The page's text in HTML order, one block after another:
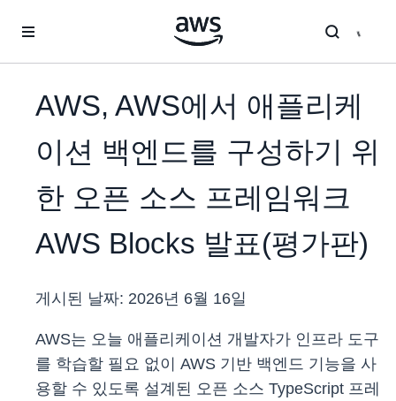
AWS, AWS에서 애플리케
이션 백엔드를 구성하기 위
한 오픈 소스 프레임워크
AWS Blocks 발표(평가판)
게시된 날짜: 2026년 6월 16일
AWS는 오늘 애플리케이션 개발자가 인프라 도구
를 학습할 필요 없이 AWS 기반 백엔드 기능을 사
용할 수 있도록 설계된 오픈 소스 TypeScript 프레